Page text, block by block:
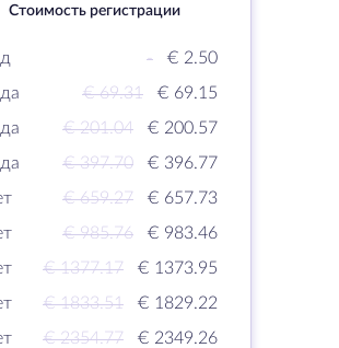
Стоимость регистрации
-
€ 2.50
€ 69.31
€ 69.15
€ 201.04
€ 200.57
€ 397.70
€ 396.77
€ 659.27
€ 657.73
€ 985.76
€ 983.46
€ 1377.17
€ 1373.95
€ 1833.51
€ 1829.22
€ 2354.77
€ 2349.26